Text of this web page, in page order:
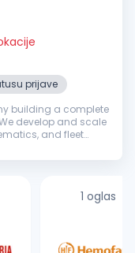
prijave
building a complete
develop and scale
and fleet
1 oglas